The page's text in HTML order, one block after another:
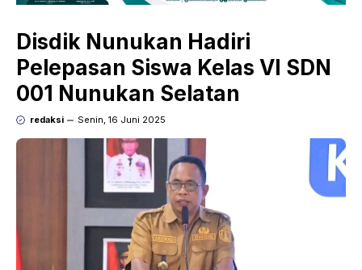
Disdik Nunukan Hadiri
Pelepasan Siswa Kelas VI SDN
001 Nunukan Selatan
redaksi Senin, 16 Juni 2025